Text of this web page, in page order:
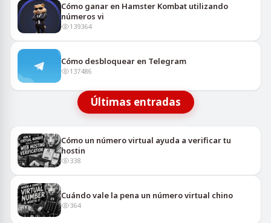
Cómo ganar en Hamster Kombat utilizando
números vi
139364
Cómo desbloquear en Telegram
137486
Últimas entradas
Cómo un número virtual ayuda a verificar tu
hostin
338
Cuándo vale la pena un número virtual chino
364